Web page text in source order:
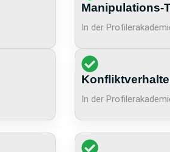
Manipulations-
In der
In der